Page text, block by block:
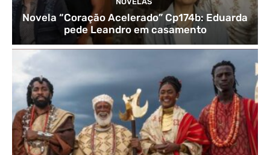
Novela “Coração Acelerado” Cp174b: Eduarda
pede Leandro em casamento